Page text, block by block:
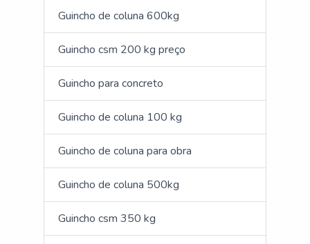
Guincho de coluna 600kg
Guincho csm 200 kg preço
Guincho para concreto
Guincho de coluna 100 kg
Guincho de coluna para obra
Guincho de coluna 500kg
Guincho csm 350 kg